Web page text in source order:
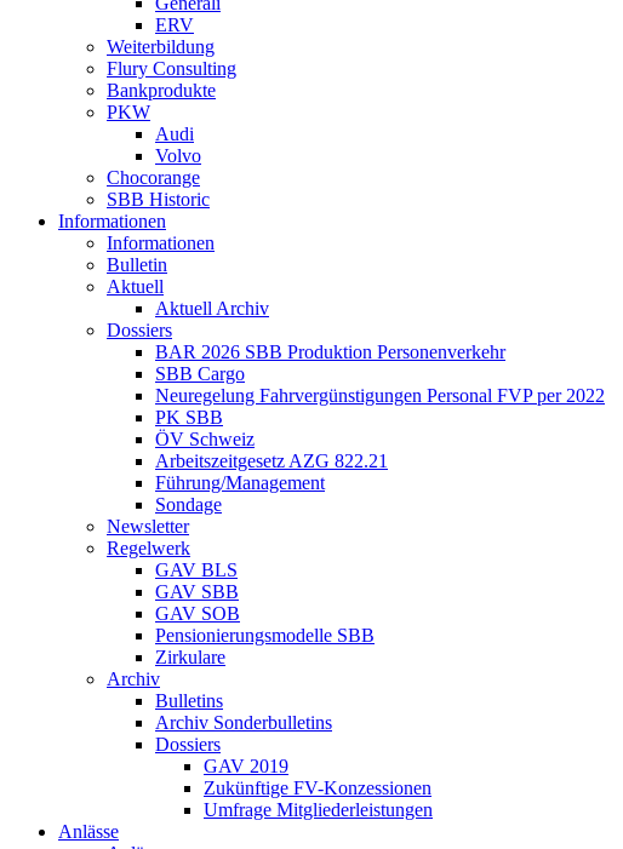
ERV
Weiterbildung
Flury Consulting
Bankprodukte
PKW
Audi
Volvo
Chocorange
SBB Historic
Informationen
Informationen
Bulletin
Aktuell
Aktuell Archiv
Dossiers
BAR 2026 SBB Produktion Personenverkehr
SBB Cargo
Neuregelung Fahrvergünstigungen Personal FVP per 2022
PK SBB
ÖV Schweiz
Arbeitszeitgesetz AZG 822.21
Führung/Management
Sondage
Newsletter
Regelwerk
GAV BLS
GAV SBB
GAV SOB
Pensionierungsmodelle SBB
Zirkulare
Archiv
Bulletins
Archiv Sonderbulletins
Dossiers
GAV 2019
Zukünftige FV-Konzessionen
Umfrage Mitgliederleistungen
Anlässe